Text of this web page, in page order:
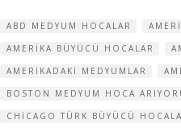
ABD MEDYUM HOCALAR
AMERIKA BÜYÜCÜ HOCALAR
AMERIKADAKI MEDYUMLAR
BOSTON MEDYUM HOCA
CHICAGO TÜRK BÜYÜCÜ